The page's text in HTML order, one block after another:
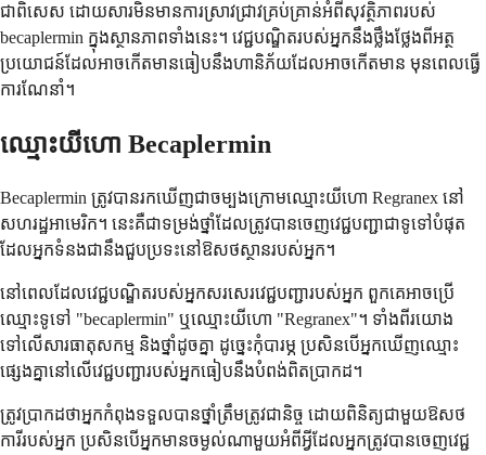
ជាពិសេស ដោយសារមិនមានការស្រាវជ្រាវគ្រប់គ្រាន់អំពីសុវត្ថិភាពរបស់
becaplermin ក្នុងស្ថានភាពទាំងនេះ។ វេជ្ជបណ្ឌិតរបស់អ្នកនឹងថ្លឹងថ្លែងពីអត្ថ
ប្រយោជន៍ដែលអាចកើតមានធៀបនឹងហានិភ័យដែលអាចកើតមាន មុនពេលធ្វើ
ការណែនាំ។
ឈ្មោះយីហោ Becaplermin
Becaplermin ត្រូវបានរកឃើញជាចម្បងក្រោមឈ្មោះយីហោ Regranex នៅ
សហរដ្ឋអាមេរិក។ នេះគឺជាទម្រង់ថ្នាំដែលត្រូវបានចេញវេជ្ជបញ្ជាជាទូទៅបំផុត
ដែលអ្នកទំនងជានឹងជួបប្រទះនៅឱសថស្ថានរបស់អ្នក។
នៅពេលដែលវេជ្ជបណ្ឌិតរបស់អ្នកសរសេរវេជ្ជបញ្ជារបស់អ្នក ពួកគេអាចប្រើ
ឈ្មោះទូទៅ "becaplermin" ឬឈ្មោះយីហោ "Regranex"។ ទាំងពីរយោង
ទៅលើសារធាតុសកម្ម និងថ្នាំដូចគ្នា ដូច្នេះកុំបារម្ភ ប្រសិនបើអ្នកឃើញឈ្មោះ
ផ្សេងគ្នានៅលើវេជ្ជបញ្ជារបស់អ្នកធៀបនឹងបំពង់ពិតប្រាកដ។
ត្រូវប្រាកដថាអ្នកកំពុងទទួលបានថ្នាំត្រឹមត្រូវជានិច្ច ដោយពិនិត្យជាមួយឱសថ
ការីរបស់អ្នក ប្រសិនបើអ្នកមានចម្ងល់ណាមួយអំពីអ្វីដែលអ្នកត្រូវបានចេញវេជ្ជ